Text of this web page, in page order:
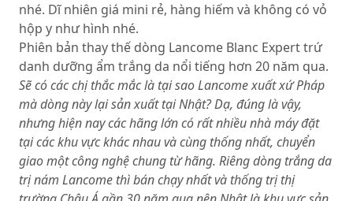
nhé. Dĩ nhiên giá mini rẻ, hàng hiếm và không có vỏ
hộp y như hình nhé.
Phiên bản thay thế dòng Lancome Blanc Expert trứ
danh dưỡng ẩm trắng da nổi tiếng hơn 20 năm qua.
Sẽ có các chị thắc mắc là tại sao Lancome xuất xứ Pháp
mà dòng này lại sản xuất tại Nhật? Dạ, đúng là vậy,
nhưng hiện nay các hãng lớn có rất nhiều nhà máy đặt
tại các khu vực khác nhau và cùng thống nhất, chuyển
giao một công nghệ chung từ hãng. Riêng dòng trắng da
trị nám Lancome thì bán chạy nhất và thống trị thị